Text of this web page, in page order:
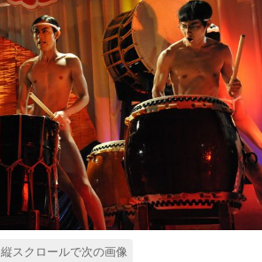
縦スクロールで次の画像